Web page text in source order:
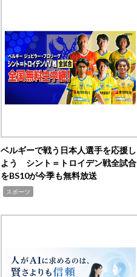
ベルギーで戦う日本人選手を応援し
よう シント＝トロイデン戦全試合
をBS10が今季も無料放送
スポーツ